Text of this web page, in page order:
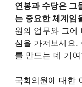
연봉과 수당은 그
는 중요한 체계임
원의 업무와 그에
심을 가져보세요.
를 만드는 데 기
국회의원에 대한